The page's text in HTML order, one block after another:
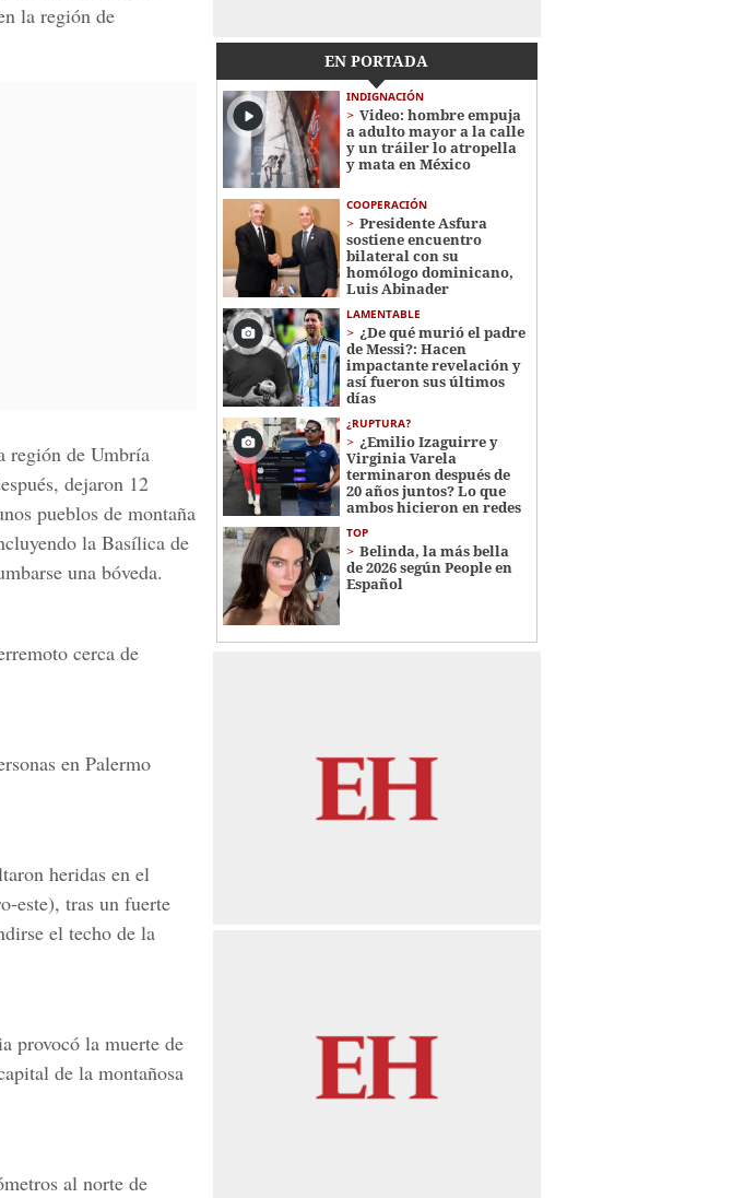
la región de
región de Umbría
dejaron 12
pueblos de montaña
la Basílica de
una bóveda.
cerca de
en Palermo
heridas en el
este), tras un fuerte
el techo de la
provocó la muerte de
de la montañosa
al norte de
EN PORTADA
INDIGNACIÓN
Video: hombre empuja
a adulto mayor a la calle
y un tráiler lo atropella
y mata en México
COOPERACIÓN
Presidente Asfura
sostiene encuentro
bilateral con su
homólogo dominicano,
Luis Abinader
LAMENTABLE
¿De qué murió el padre
de Messi?: Hacen
impactante revelación y
así fueron sus últimos
días
¿RUPTURA?
¿Emilio Izaguirre y
Virginia Varela
terminaron después de
20 años juntos? Lo que
ambos hicieron en redes
TOP
Belinda, la más bella
de 2026 según People en
Español